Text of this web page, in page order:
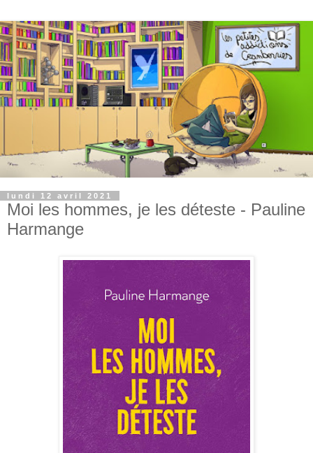
lundi 12 avril 2021
Moi les hommes, je les déteste - Pauline
Harmange